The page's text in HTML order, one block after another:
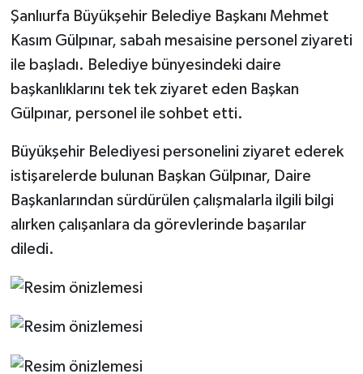
Şanlıurfa Büyükşehir Belediye Başkanı Mehmet
Kasım Gülpınar, sabah mesaisine personel ziyareti
ile başladı. Belediye bünyesindeki daire
başkanlıklarını tek tek ziyaret eden Başkan
Gülpınar, personel ile sohbet etti.
Büyükşehir Belediyesi personelini ziyaret ederek
istişarelerde bulunan Başkan Gülpınar, Daire
Başkanlarından sürdürülen çalışmalarla ilgili bilgi
alırken çalışanlara da görevlerinde başarılar
diledi.